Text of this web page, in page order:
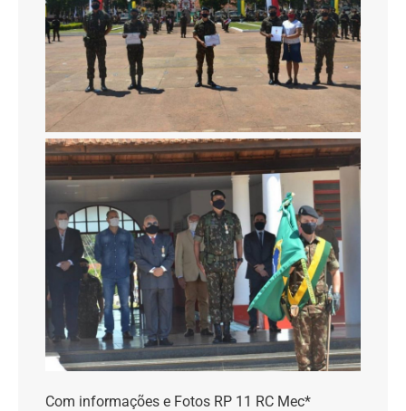
Com informações e Fotos RP 11 RC Mec*